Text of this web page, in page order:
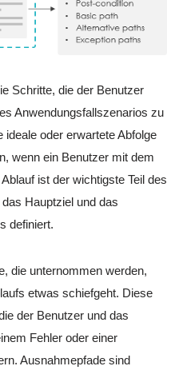
Schritte, die der Benutzer
Anwendungsfallszenarios zu
ideale oder erwartete Abfolge
wenn ein Benutzer mit dem
ist der wichtigste Teil des
Hauptziel und das
definiert.
die unternommen werden,
etwas schiefgeht. Diese
der Benutzer und das
Fehler oder einer
Ausnahmepfade sind